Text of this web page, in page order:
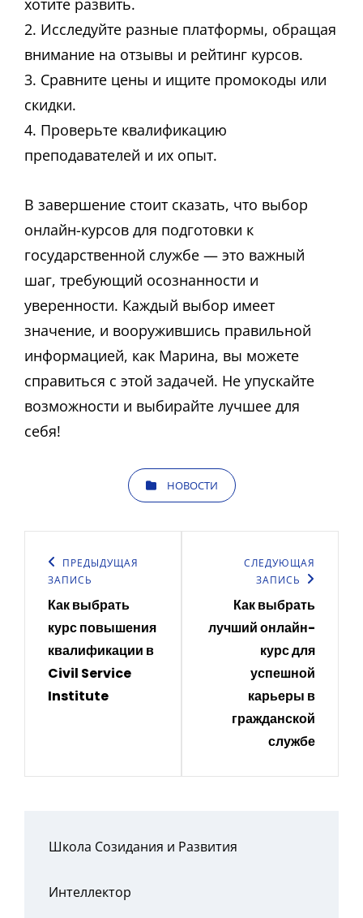
хотите развить.
2. Исследуйте разные платформы, обращая
внимание на отзывы и рейтинг курсов.
3. Сравните цены и ищите промокоды или
скидки.
4. Проверьте квалификацию
преподавателей и их опыт.
В завершение стоит сказать, что выбор
онлайн-курсов для подготовки к
государственной службе — это важный
шаг, требующий осознанности и
уверенности. Каждый выбор имеет
значение, и вооружившись правильной
информацией, как Марина, вы можете
справиться с этой задачей. Не упускайте
возможности и выбирайте лучшее для
себя!
КАТЕГОРИИНОВОСТИ
по
записям
Предыдущая
ПРЕДЫДУЩАЯ
ЗАПИСЬ
Как выбрать
курс повышения
квалификации в
Civil Service
Institute
Следующая
СЛЕДУЮЩАЯ
ЗАПИСЬ
Как выбрать
лучший онлайн-
курс для
успешной
карьеры в
гражданской
службе
Школа Созидания и Развития
Интеллектор